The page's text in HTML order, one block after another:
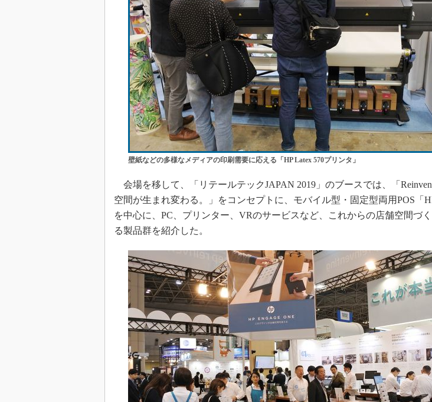
壁紙などの多様なメディアの印刷需要に応える「HP Latex 570プリンタ」
会場を移して、「リテールテックJAPAN 2019」のブースでは、「
空間が生まれ変わる。」をコンセプトに、モバイル型・固定型両用POS「HP
を中心に、PC、プリンター、VRのサービスなど、これからの店舗空間づ
る製品群を紹介した。